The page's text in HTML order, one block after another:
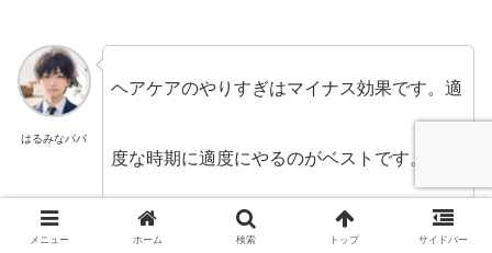
はるみなパパ
ヘアケアのやりすぎはマイナス効果です。適
度な時期に適度にやるのがベストです。
以下では、タイミングと時期について挙げて
メニュー ホーム 検索 トップ サイドバー